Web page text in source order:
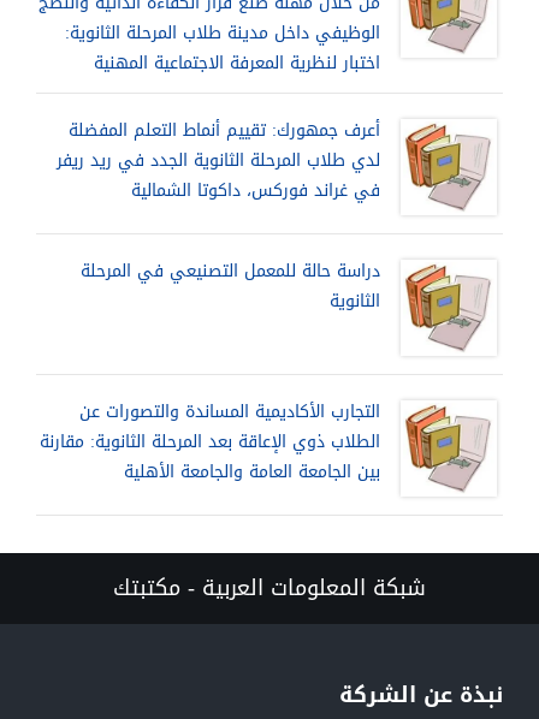
الوظيفي داخل مدينة طلاب المرحلة الثانوية:
اختبار لنظرية المعرفة الاجتماعية المهنية
أعرف جمهورك: تقييم أنماط التعلم المفضلة
لدي طلاب المرحلة الثانوية الجدد في ريد ريفر
في غراند فوركس، داكوتا الشمالية
دراسة حالة للمعمل التصنيعي في المرحلة
الثانوية
التجارب الأكاديمية المساندة والتصورات عن
الطلاب ذوي الإعاقة بعد المرحلة الثانوية: مقارنة
بين الجامعة العامة والجامعة الأهلية
شبكة المعلومات العربية - مكتبتك
نبذة عن الشركة